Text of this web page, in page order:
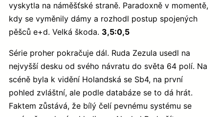
vyskytla na náměšťské straně. Paradoxně v momentě,
kdy se vyměnily dámy a rozhodl postup spojených
pěšců e+d. Velká škoda. 3,5:0,5
Série proher pokračuje dál. Ruda Zezula usedl na
nejvyšší desku od svého návratu do světa 64 polí. Na
scéně byla k vidění Holandská se Sb4, na první
pohled zvláštní, ale podle databáze se to dá hrát.
Faktem zůstává, že bílý čelí pevnému systému se